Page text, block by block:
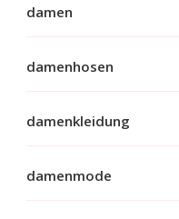
damen
damenhosen
damenkleidung
damenmode